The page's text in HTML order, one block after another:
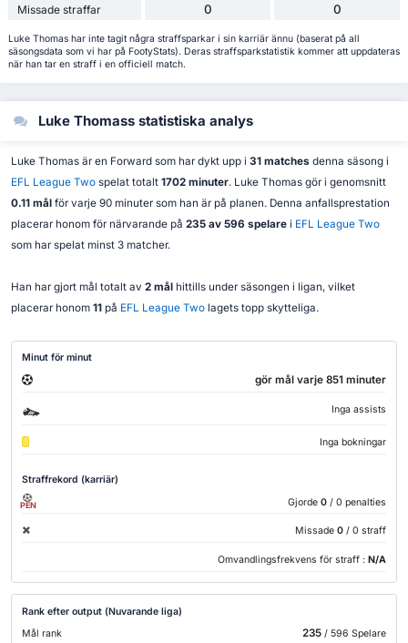
Missade straffar 0 0
Luke Thomas har inte tagit några straffsparkar i sin karriär ännu (baserat på all
säsongsdata som vi har på FootyStats). Deras straffsparkstatistik kommer att uppdateras
när han tar en straff i en officiell match.
Luke Thomass statistiska analys
Luke Thomas är en Forward som har dykt upp i 31 matches denna säsong i
EFL League Twospelat totalt 1702 minuter. Luke Thomas gör i genomsnitt
0.11 mål för varje 90 minuter som han är på planen. Denna anfallsprestation
placerar honom för närvarande på 235 av 596 spelare i EFL League Two
som har spelat minst 3 matcher.
Han har gjort mål totalt av 2 mål hittills under säsongen i ligan, vilket
placerar honom 11på EFL League Twolagets topp skytteliga.
Minut för minut
gör mål varje 851 minuter
Inga assists
Inga bokningar
Straffrekord (karriär)
PEN Gjorde 0 / 0 penalties
Missade 0 / 0 straff
Omvandlingsfrekvens för straff : N/A
Rank efter output (Nuvarande liga)
Mål rank
235/ 596 Spelare